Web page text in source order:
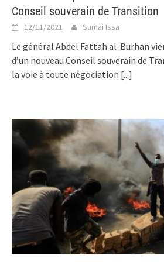
Conseil souverain de Transition
12/11/2021 Sumai Issa
Le général Abdel Fattah al-Burhan
d’un nouveau Conseil souverain de
la voie à toute négociation [...]